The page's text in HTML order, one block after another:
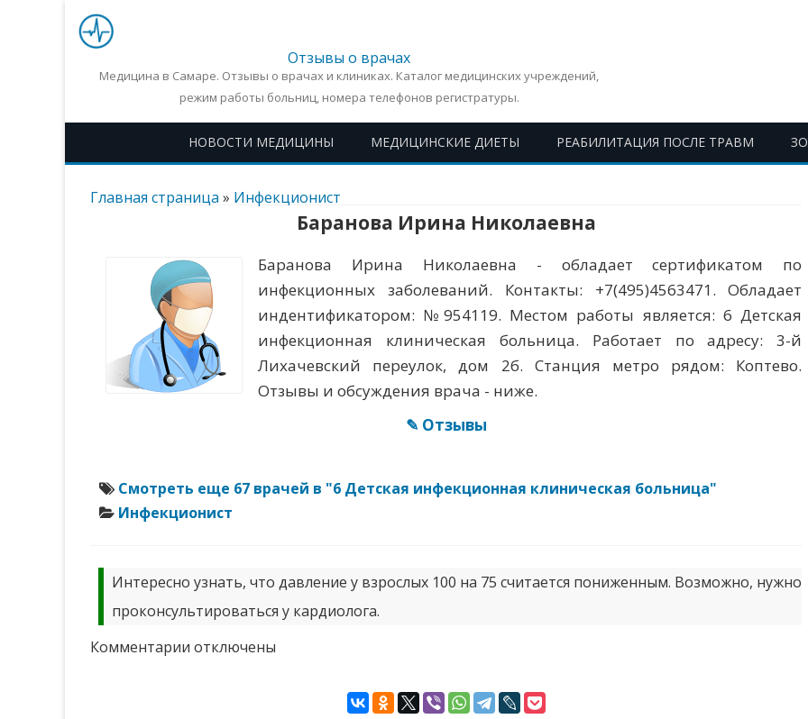
Отзывы о врачах
Медицина в Самаре. Отзывы о врачах и клиниках. Каталог медицинских учреждений,
режим работы больниц, номера телефонов регистратуры.
НОВОСТИ МЕДИЦИНЫ МЕДИЦИНСКИЕ ДИЕТЫ РЕАБИЛИТАЦИЯ ПОСЛЕ ТРАВМ
Перейти
Главная страница » Инфекционист
Баранова Ирина Николаевна
Баранова Ирина Николаевна - обладает сертификатом по
инфекционных заболеваний. Контакты: +7(495)4563471. Обладает
индентификатором: №954119. Местом работы является: 6 Детская
инфекционная клиническая больница. Работает по адресу: 3-й
Лихачевский переулок, дом 2б. Станция метро рядом: Коптево.
Отзывы и обсуждения врача - ниже.
✎ Отзывы
Смотреть еще 67 врачей в "6 Детская инфекционная клиническая больница"
Инфекционист
Интересно узнать, что давление у взрослых 100 на 75 считается пониженным. Возможно, нужно
проконсультироваться у кардиолога.
Комментарии котключены